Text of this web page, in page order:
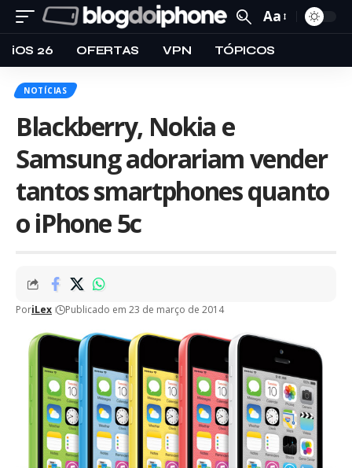
Aa
iOS 26 OFERTAS VPN TÓPICOS
NOTÍCIAS
Blackberry, Nokia e
Samsung adorariam vender
tantos smartphones quanto
o iPhone 5c
PoriLex Publicado em 23 de março de 2014